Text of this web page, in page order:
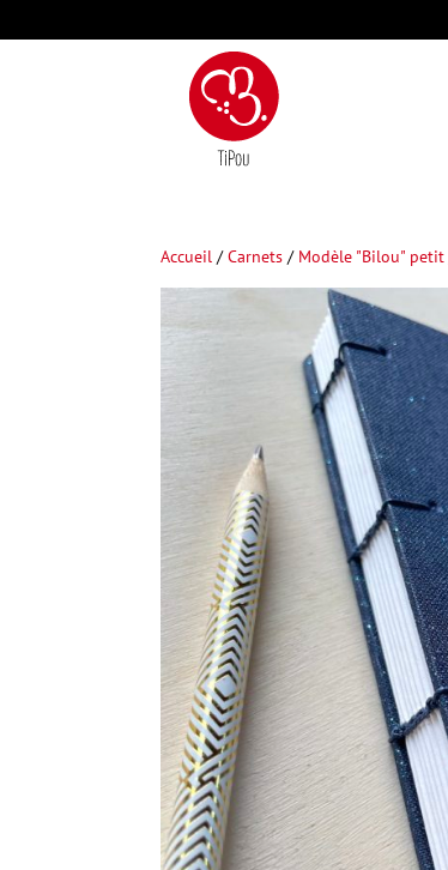
Accueil /Carnets / Modèle "Bilou" petit